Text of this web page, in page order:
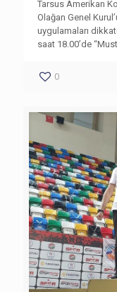
Tarsus Amerikan
Olağan Genel
uygulamaları
saat 18.00’de
0